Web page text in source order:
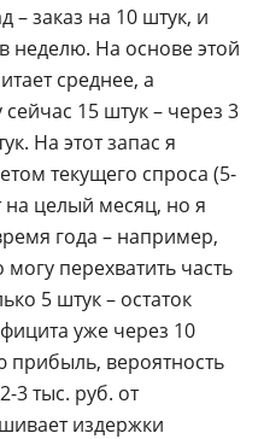
– заказ на 10 штук, и
неделю. На основе этой
среднее, а
15 штук – через 3
На этот запас я
текущего спроса (5-
на целый месяц, но я
года – например,
перехватить часть
5 штук – остаток
уже через 10
вероятность
3 тыс. руб. от
издержки